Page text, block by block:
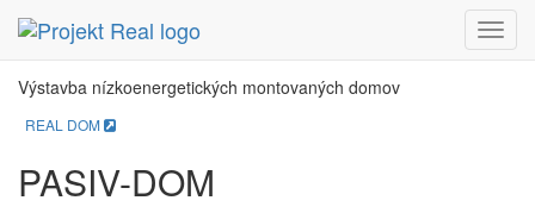
Menu
REAL DOM
Výstavba nízkoenergetických montovaných domov
REAL DOM
PASIV-DOM